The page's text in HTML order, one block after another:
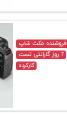
فروشنده مکث شاپ
7 روز گارانتی تست
کارکرده